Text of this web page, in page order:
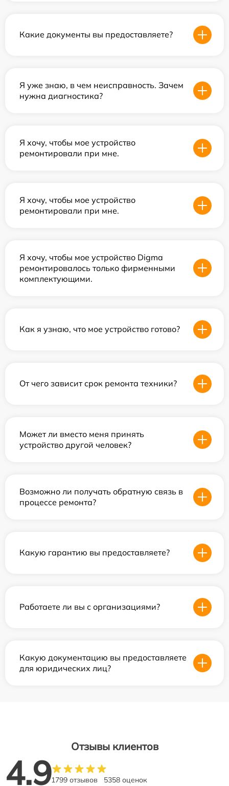
Какие документы вы предоставляете?
Я уже знаю, в чем неисправность. Зачем
нужна диагностика?
Я хочу, чтобы мое устройство
ремонтировали при мне.
Я хочу, чтобы мое устройство
ремонтировали при мне.
Я хочу, чтобы мое устройство Digma
ремонтировалось только фирменными
комплектующими.
Как я узнаю, что мое устройство готово?
От чего зависит срок ремонта техники?
Может ли вместо меня принять
устройство другой человек?
Возможно ли получать обратную связь в
процессе ремонта?
Какую гарантию вы предоставляете?
Работаете ли вы с организациями?
Какую документацию вы предоставляете
для юридических лиц?
Отзывы клиентов
4.91799 отзывов 5358 оценок